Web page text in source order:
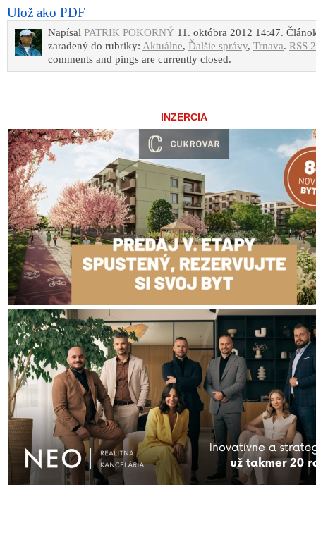
Ulož ako PDF
Napísal PATRIK POKORNÝ 11. októbra 2012 14:47.
zaradený do rubriky: Aktuálne, Ďalšie správy, Trnava. RSS
comments and pings are currently closed.
INZERCIA